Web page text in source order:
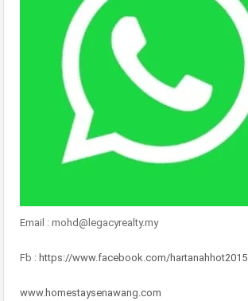
Email : mohd@legacyrealty.my
Fb : https://www.facebook.com/hartanahhot2015
www.homestaysenawang.com